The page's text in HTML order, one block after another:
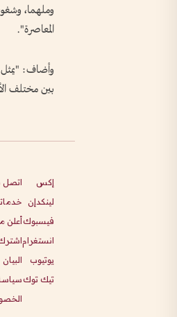
وملهما،
المعاصرة".
وأضاف: "يمثل
بين مختلف
إكس
لينكدإن
فيسبوك
انستغرام
يوتيوب
تيك توك
اتصل
أعلن
البيان